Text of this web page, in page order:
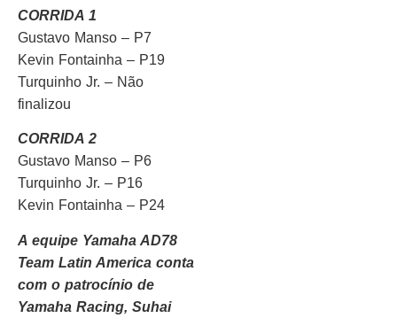
CORRIDA 1
Gustavo Manso – P7
Kevin Fontainha – P19
Turquinho Jr. – Não
finalizou
CORRIDA 2
Gustavo Manso – P6
Turquinho Jr. – P16
Kevin Fontainha – P24
A equipe Yamaha AD78
Team Latin America conta
com o patrocínio de
Yamaha Racing, Suhai